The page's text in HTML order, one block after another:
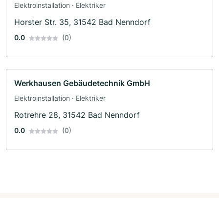
Elektroinstallation · Elektriker
Horster Str. 35, 31542 Bad Nenndorf
0.0 (0)
Werkhausen Gebäudetechnik GmbH
Elektroinstallation · Elektriker
Rotrehre 28, 31542 Bad Nenndorf
0.0 (0)